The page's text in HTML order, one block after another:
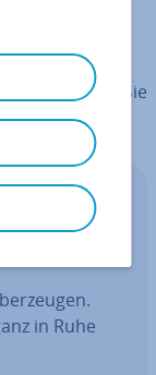
die
Fehler vor
kaputt?
mit denen Sie
in Ruhe